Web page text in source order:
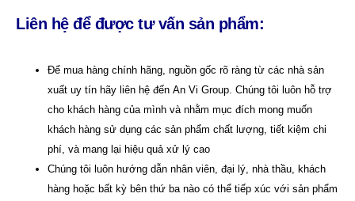
Liên hệ để được tư vấn sản phẩm:
Để mua hàng chính hãng, nguồn gốc rõ ràng từ các nhà sản
xuất uy tín hãy liên hệ đến An Vi Group Chúng tôi luôn hỗ trợ
cho khách hàng của mình và nhằm mục đích mong muốn
khách hàng sử dụng các sản phẩm chất lượng, tiết kiệm chi
phí, và mang lại hiệu quả xử lý cao
Chúng tôi luôn hướng dẫn nhân viên, đại lý, nhà thầu, khách
hàng hoặc bất kỳ bên thứ ba nào có thể tiếp xúc với sản phẩm